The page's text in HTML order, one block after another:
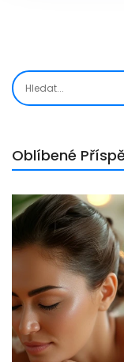
Oblíbené